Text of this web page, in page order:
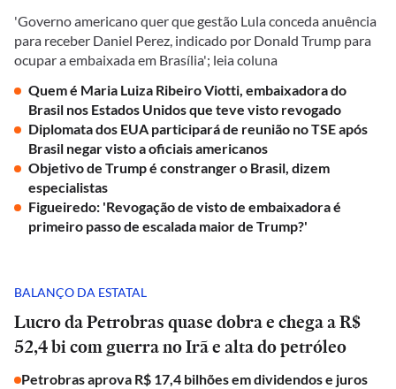
'Governo americano quer que gestão Lula conceda anuência
para receber Daniel Perez, indicado por Donald Trump para
ocupar a embaixada em Brasília'; leia coluna
Quem é Maria Luiza Ribeiro Viotti, embaixadora do
Brasil nos Estados Unidos que teve visto revogado
Diplomata dos EUA participará de reunião no TSE após
Brasil negar visto a oficiais americanos
Objetivo de Trump é constranger o Brasil, dizem
especialistas
Figueiredo: 'Revogação de visto de embaixadora é
primeiro passo de escalada maior de Trump?'
BALANÇO DA ESTATAL
Lucro da Petrobras quase dobra e chega a R$
52,4 bi com guerra no Irã e alta do petróleo
Petrobras aprova R$ 17,4 bilhões em dividendos e juros